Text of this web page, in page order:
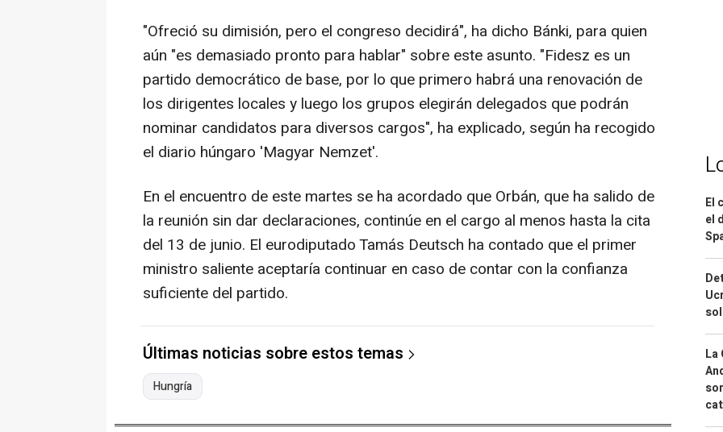
"Ofreció su dimisión, pero el congreso decidirá", ha dicho Bánki, para quien
aún "es demasiado pronto para hablar" sobre este asunto. "Fidesz es un
partido democrático de base, por lo que primero habrá una renovación de
los dirigentes locales y luego los grupos elegirán delegados que podrán
nominar candidatos para diversos cargos", ha explicado, según ha recogido
el diario húngaro 'Magyar Nemzet'.
En el encuentro de este martes se ha acordado que Orbán, que ha salido de
la reunión sin dar declaraciones, continúe en el cargo al menos hasta la cita
del 13 de junio. El eurodiputado Tamás Deutsch ha contado que el primer
ministro saliente aceptaría continuar en caso de contar con la confianza
suficiente del partido.
Últimas noticias sobre estos temas
Hungría
El
el
La